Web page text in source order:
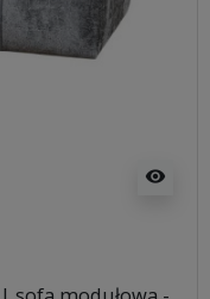
visibility